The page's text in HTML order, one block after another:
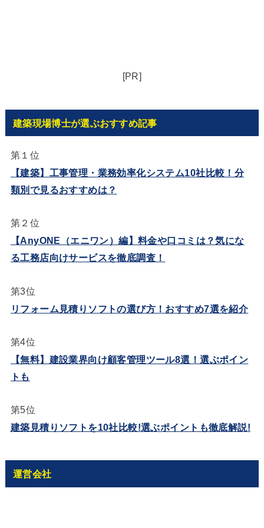
[PR]
建築現場博士が選ぶおすすめ記事
第１位
【建築】工事管理・業務効率化システム10社比較！分
類別で見るおすすめは？
第２位
【AnyONE（エニワン）編】料金や口コミは？気にな
る工務店向けサービスを徹底調査！
第3位
リフォーム見積りソフトの選び方！おすすめ7選を紹介
第4位
【無料】建設業界向け顧客管理ツール8選！選ぶポイン
トも
第5位
建築見積りソフトを10社比較!選ぶポイントも徹底解説!
運営会社